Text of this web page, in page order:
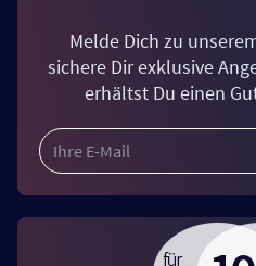
Melde Dich zu
sichere Dir exklusive
erhältst Du einen